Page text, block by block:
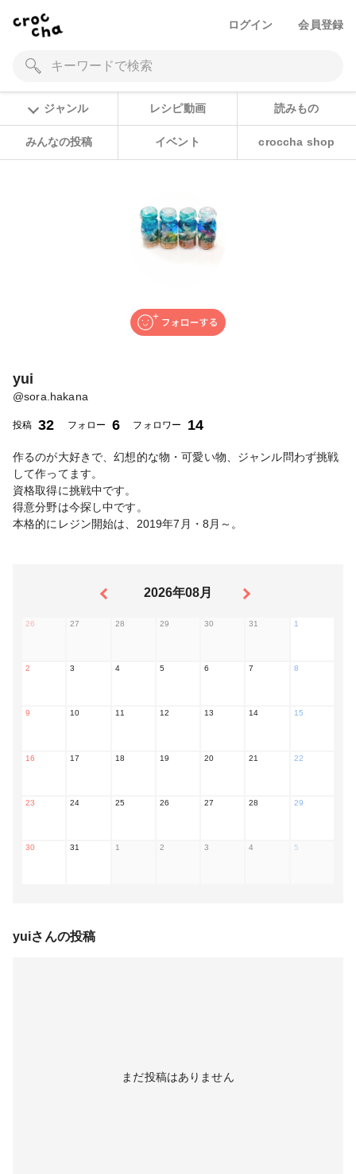
ログイン 会員登録
ジャンル レシピ動画 読みもの
みんなの投稿 イベント croccha shop
yui
@sora.hakana
投稿 32 フォロー 6 フォロワー 14
作るのが大好きで、幻想的な物・可愛い物、ジャンル問わず挑戦
して作ってます。
資格取得に挑戦中です。
得意分野は今探し中です。
本格的にレジン開始は、2019年7月・8月～。
2026年08月
26 27 28 29 30 31 1
2 3 4 5 6 7 8
9 10 11 12 13 14 15
16 17 18 19 20 21 22
23 24 25 26 27 28 29
30 31 1 2 3 4 5
yuiさんの投稿
まだ投稿はありません